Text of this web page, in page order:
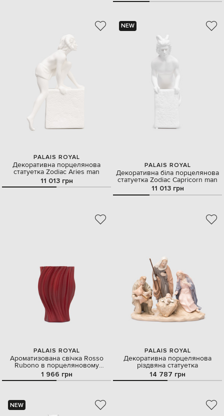
PALAIS ROYAL
Декоративна порцелянова
статуетка Zodiac Aries man
11 013 грн
NEW
PALAIS ROYAL
Декоративна біла порцелянова
статуетка Zodiac Capricorn man
11 013 грн
PALAIS ROYAL
Ароматизована свічка Rosso
Rubono в порцеляновому
свічнику
1 966 грн
PALAIS ROYAL
Декоративна порцелянова
різдвяна статуетка
14 787 грн
NEW